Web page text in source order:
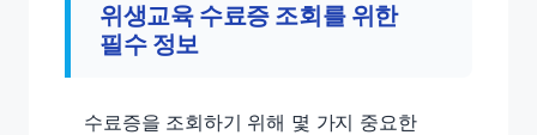
위생교육 수료증 조회를 위한
필수 정보
수료증을 조회하기 위해 몇 가지 중요한